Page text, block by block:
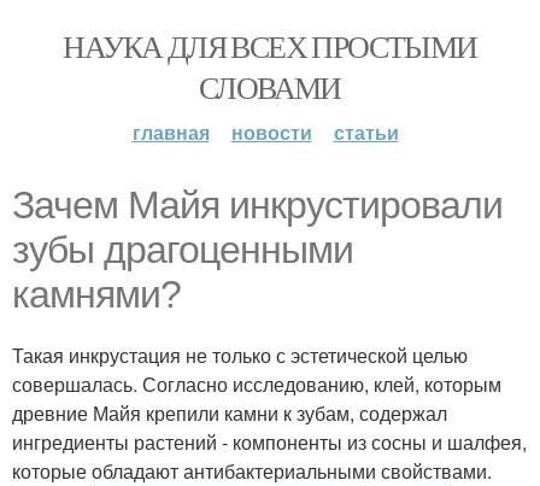
НАУКА ДЛЯ ВСЕХ ПРОСТЫМИ
СЛОВАМИ
главная новости статьи
Зачем Майя инкрустировали
зубы драгоценными
камнями?
Такая инкрустация не только с эстетической целью
совершалась. Согласно исследованию, клей, которым
древние Майя крепили камни к зубам, содержал
ингредиенты растений - компоненты из сосны и шалфея,
которые обладают антибактериальными свойствами.